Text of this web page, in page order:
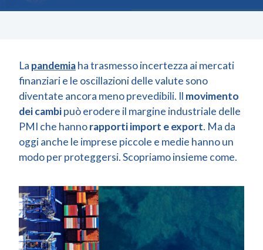
La pandemiaha trasmesso incertezza ai mercati
finanziari e le oscillazioni delle valute sono
diventate ancora meno prevedibili. Il movimento
dei cambipuò erodere il margine industriale delle
PMI che hannorapporti import e export. Ma da
oggi anche le imprese piccole e medie hanno un
modo per proteggersi. Scopriamo insieme come.